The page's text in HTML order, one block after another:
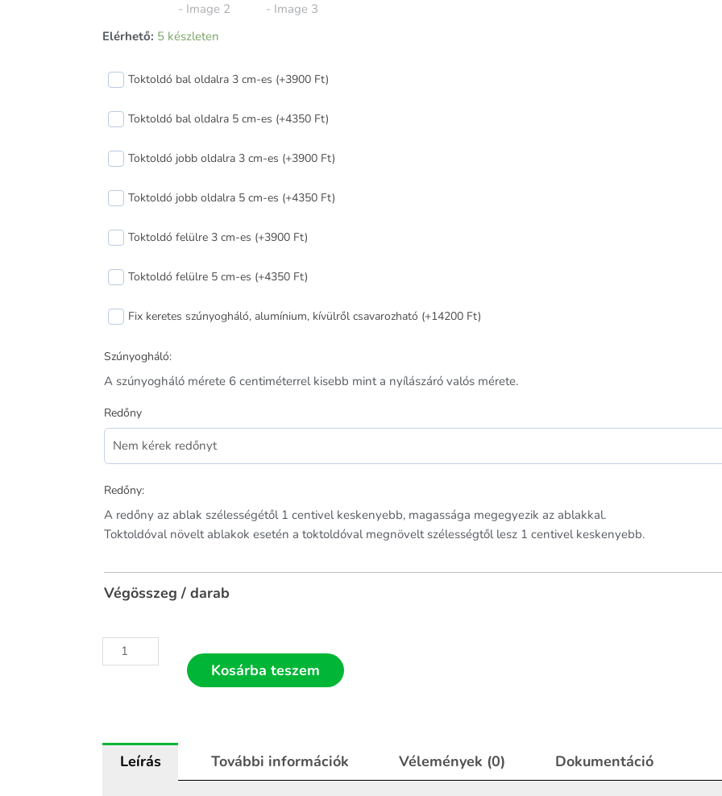
Elérhető: 5 készleten
Toktoldó bal oldalra 3 cm-es (+3900 Ft)
Toktoldó bal oldalra 5 cm-es (+4350 Ft)
Toktoldó jobb oldalra 3 cm-es (+3900 Ft)
Toktoldó jobb oldalra 5 cm-es (+4350 Ft)
Toktoldó felülre 3 cm-es (+3900 Ft)
Toktoldó felülre 5 cm-es (+4350 Ft)
Fix keretes szúnyogháló, alumínium, kívülről csavarozható (+14200 Ft)
Szúnyogháló:
A szúnyogháló mérete 6 centiméterrel kisebb mint a nyílászáró valós mérete.
Redőny
Redőny:
A redőny az ablak szélességétől 1 centivel keskenyebb, magassága megegyezik az ablakkal.
Toktoldóval növelt ablakok esetén a toktoldóval megnövelt szélességtől lesz 1 centivel keskenyebb.
Végösszeg / darab
Arkitek
bukó-
nyíló
műanyag
ablak
jobbos
120x120
cm
mennyiség
Kosárba teszem
Leírás További információk Vélemények (0) Dokumentáció